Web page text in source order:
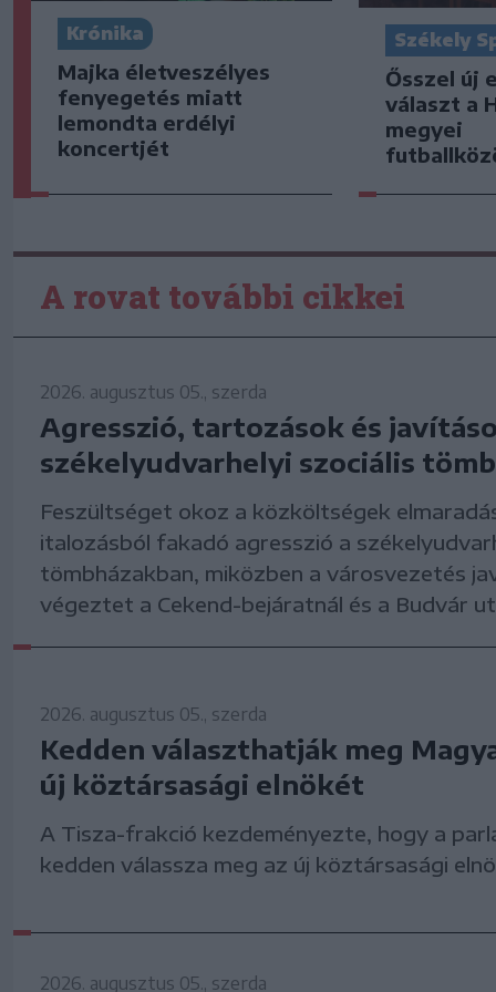
Krónika
Majka életveszélyes
fenyegetés miatt
lemondta erdélyi
koncertjét
Székely
Ősszel új
választ a
megyei
A rovat további cikkei
2026. augusztus 05., szerda
Agresszió, tartozások és
székelyudvarhelyi szociális
Feszültséget okoz a közköltségek
italozásból fakadó agresszió a
tömbházakban, miközben a városvezetés
végeztet a Cekend-bejáratnál és a Budvár
2026. augusztus 05., szerda
Kedden választhatják meg
új köztársasági elnökét
A Tisza-frakció kezdeményezte, hogy a
kedden válassza meg az új köztársasági
2026. augusztus 05., szerda